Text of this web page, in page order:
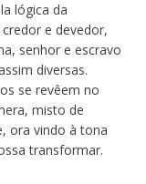
lógica da
e devedor,
senhor e escravo
diversas.
se revêem no
misto de
ora vindo à tona
transformar.